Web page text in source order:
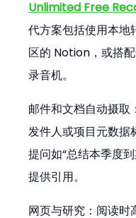
Unlimited Free
代方案包括使用本
区的 Notion，或搭
录音机。
邮件和文档自动摄取
发件人或项目元数据
提问如“总结本季度
提供引用。
网页与研究：阅读时